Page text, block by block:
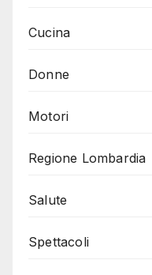
Cucina
Donne
Motori
Regione Lombardia
Salute
Spettacoli